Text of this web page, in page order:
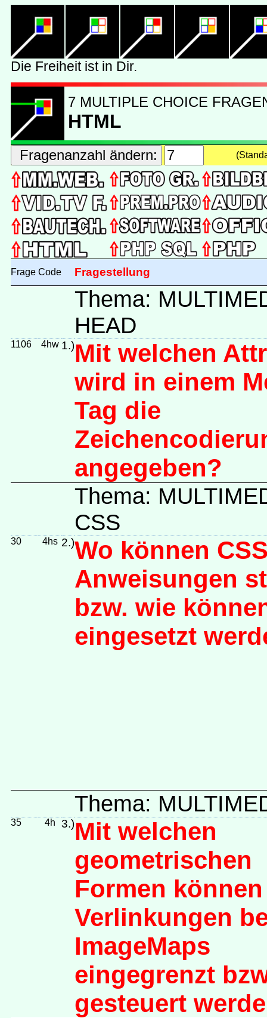
7 MULTIPLE CHOICE
HTML
Frage Code Fragestellung
Thema:
HEAD
1106 4hw 1.)Mit welchen
wird in einem
Tag die
angegeben?
Thema:
CSS
30 4hs 2.)Wo können
Anweisungen
bzw. wie
eingesetzt
Thema:
35 4h 3.)Mit welchen
geometrischen
Formen können
Verlinkungen
ImageMaps
eingegrenzt
gesteuert